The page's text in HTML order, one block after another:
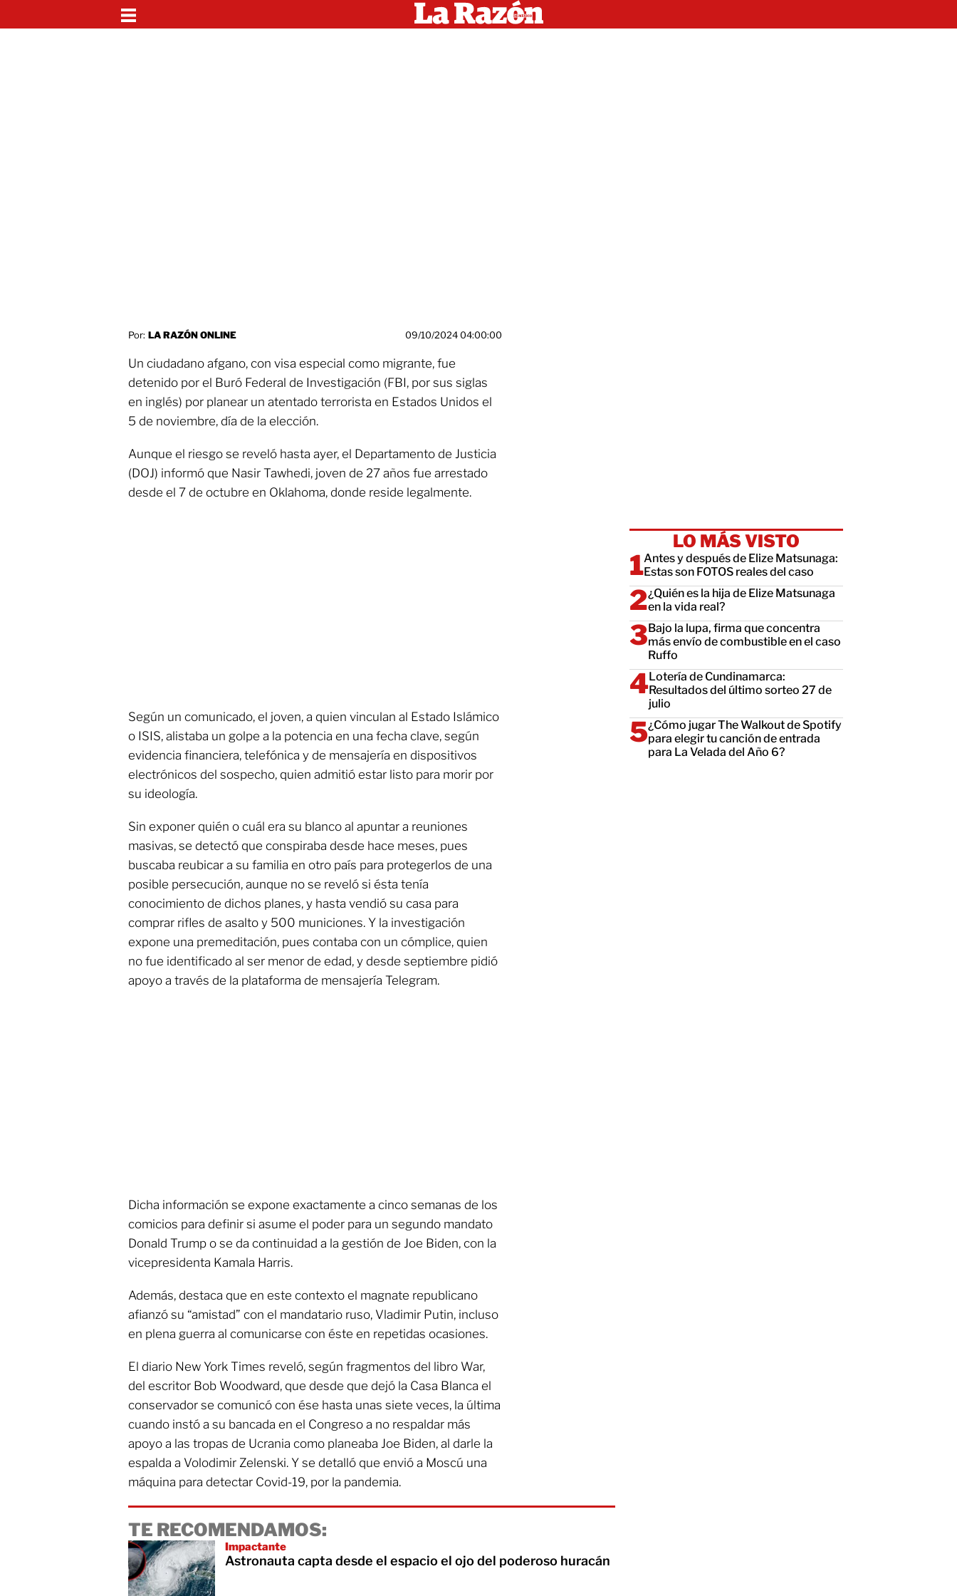
Por: LA RAZÓN ONLINE 09/10/2024 04:00:00
Un ciudadano afgano, con visa especial como migrante, fue
detenido por el Buró Federal de Investigación (FBI, por sus siglas
en inglés) por planear un atentado terrorista en Estados Unidos el
5 de noviembre, día de la elección.
Aunque el riesgo se reveló hasta ayer, el Departamento de Justicia
(DOJ) informó que Nasir Tawhedi, joven de 27 años fue arrestado
desde el 7 de octubre en Oklahoma, donde reside legalmente.
Según un comunicado, el joven, a quien vinculan al Estado Islámico
o ISIS, alistaba un golpe a la potencia en una fecha clave, según
evidencia financiera, telefónica y de mensajería en dispositivos
electrónicos del sospecho, quien admitió estar listo para morir por
su ideología.
Sin exponer quién o cuál era su blanco al apuntar a reuniones
masivas, se detectó que conspiraba desde hace meses, pues
buscaba reubicar a su familia en otro país para protegerlos de una
posible persecución, aunque no se reveló si ésta tenía
conocimiento de dichos planes, y hasta vendió su casa para
comprar rifles de asalto y 500 municiones. Y la investigación
expone una premeditación, pues contaba con un cómplice, quien
no fue identificado al ser menor de edad, y desde septiembre pidió
apoyo a través de la plataforma de mensajería Telegram.
Dicha información se expone exactamente a cinco semanas de los
comicios para definir si asume el poder para un segundo mandato
Donald Trump o se da continuidad a la gestión de Joe Biden, con la
vicepresidenta Kamala Harris.
Además, destaca que en este contexto el magnate republicano
afianzó su “amistad” con el mandatario ruso, Vladimir Putin, incluso
en plena guerra al comunicarse con éste en repetidas ocasiones.
El diario New York Times reveló, según fragmentos del libro War,
del escritor Bob Woodward, que desde que dejó la Casa Blanca el
conservador se comunicó con ése hasta unas siete veces, la última
cuando instó a su bancada en el Congreso a no respaldar más
apoyo a las tropas de Ucrania como planeaba Joe Biden, al darle la
espalda a Volodimir Zelenski. Y se detalló que envió a Moscú una
máquina para detectar Covid-19, por la pandemia.
TE RECOMENDAMOS:
Impactante
Astronauta capta desde el espacio el ojo del poderoso huracán
LO MÁS VISTO
Antes y después de Elize Matsunaga:
Estas son FOTOS reales del caso
¿Quién es la hija de Elize Matsunaga
en la vida real?
Bajo la lupa, firma que concentra
más envío de combustible en el caso
Ruffo
Lotería de Cundinamarca:
Resultados del último sorteo 27 de
julio
¿Cómo jugar The Walkout de Spotify
para elegir tu canción de entrada
para La Velada del Año 6?